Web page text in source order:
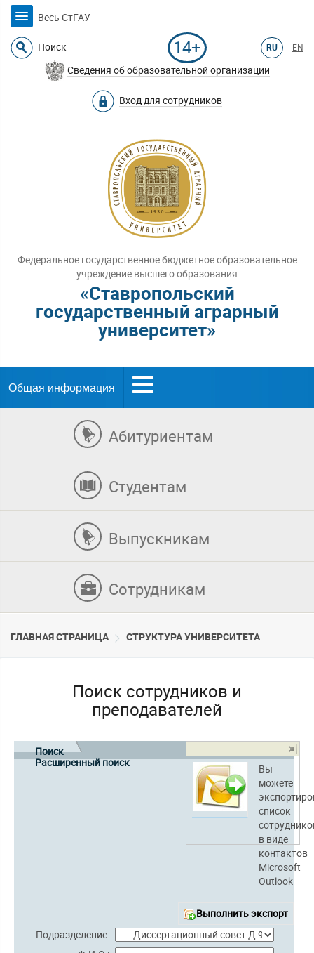
Весь СтГАУ
Поиск 14+ RU EN
Сведения об образовательной организации
Вход для сотрудников
Федеральное государственное бюджетное образовательное
учреждение высшего образования
«Ставропольский
государственный аграрный
университет»
Общая информация
Абитуриентам
Студентам
Выпускникам
Сотрудникам
ГЛАВНАЯ СТРАНИЦА CТРУКТУРА УНИВЕРСИТЕТА
Поиск сотрудников и
преподавателей
Вы
можете
список
в виде
контактов
Microsoft
Outlook
Выполнить экспорт
Поиск
Расширенный поиск
Подразделение: